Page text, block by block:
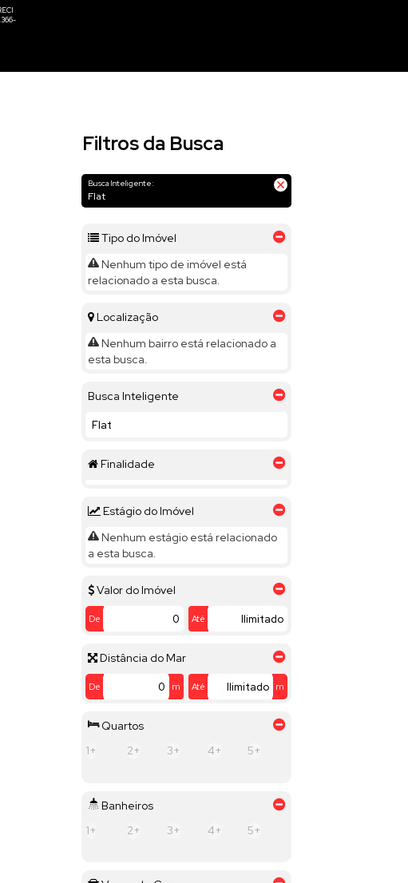
Filtros da Busca
Busca Inteligente:
Flat
Tipo do Imóvel
Nenhum tipo de imóvel está
relacionado a esta busca.
Localização
Nenhum bairro está relacionado a
esta busca.
Busca Inteligente
Finalidade
Estágio do Imóvel
Nenhum estágio está relacionado
a esta busca.
Valor do Imóvel
De Até
Distância do Mar
De m Até m
Quartos
1+
2+ 3+ 4+ 5+
Banheiros
1+
2+ 3+ 4+ 5+